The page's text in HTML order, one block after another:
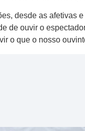
desde as
de ouvir o
o que o nosso